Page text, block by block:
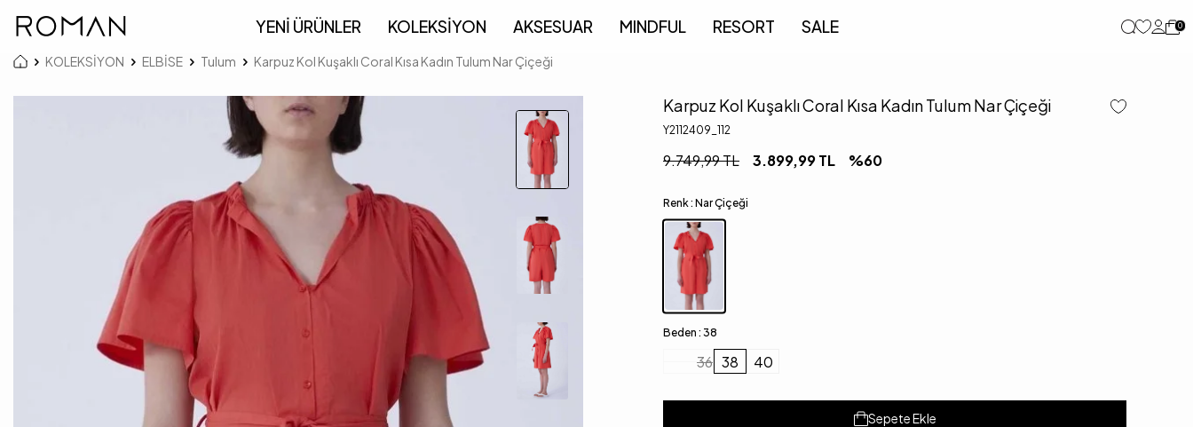
YENİ ÜRÜNLER KOLEKSİYON AKSESUAR MINDFUL RESORT SALE 0
KOLEKSİYON ELBİSE Tulum Karpuz Kol Kuşaklı Coral Kısa Kadın Tulum Nar Çiçeği
Karpuz Kol Kuşaklı Coral Kısa Kadın Tulum Nar Çiçeği
Y2112409_112
9.749,99TL 3.899,99TL %60
Renk : Nar Çiçeği
Beden : 38
36 38 40
Sepete Ekle